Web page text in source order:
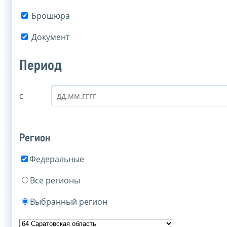
Брошюра
Документ
Период
с
Регион
Федеральные
Все регионы
Выбранный регион